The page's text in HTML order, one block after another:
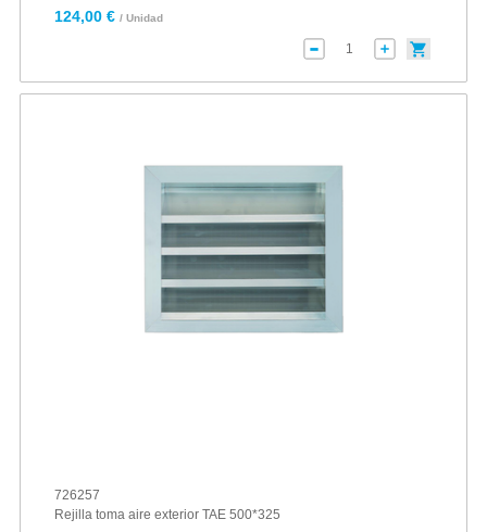
124,00 € / Unidad
726257
Rejilla toma aire exterior TAE 500*325